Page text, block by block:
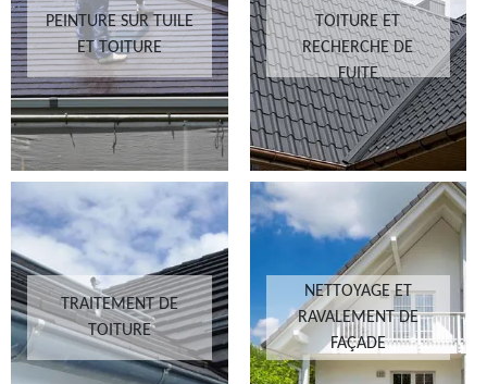
PEINTURE SUR TUILE
ET TOITURE
TOITURE ET
RECHERCHE DE
FUITE
TRAITEMENT DE
TOITURE
NETTOYAGE ET
RAVALEMENT DE
FAÇADE